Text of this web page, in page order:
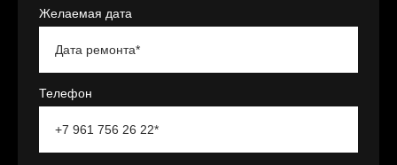
Желаемая дата
Телефон